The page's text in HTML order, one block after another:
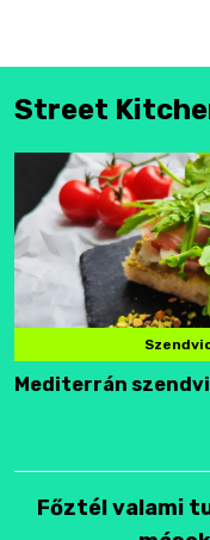
Street
Mediterrán
Főztél valami